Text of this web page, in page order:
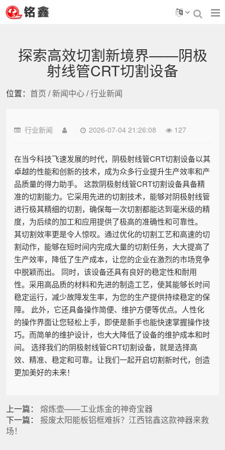
探索高效切割新境界——阴极
射线管CRT切割设备
位置： 首页 /新闻中心/行业新闻
行业新闻 2026-07-04 21:26:08 127
在当今科技飞速发展的时代，阴极射线管CRT切割设备以其
卓越的性能和创新的技术，成为众多行业提升生产效率和产
品质量的得力助手。 这款阴极射线管CRT切割设备具备精
准的切割能力。它采用先进的切割技术，能够对阴极射线管
进行极其精细的切割，确保每一次切割都能达到毫米级的精
度，为后续的加工和应用提供了极高的准确性和可靠性。
其切割效率更是令人惊叹。通过优化的切割工艺和高速的切
割动作，能够在短时间内完成大量的切割任务，大大提高了
生产效率，降低了生产成本，让您的企业在激烈的市场竞争
中脱颖而出。 同时，该设备还具有良好的稳定性和耐用
性。采用高品质的材料和先进的制造工艺，使其能够长时间
稳定运行，减少故障发生率，为您的生产提供持续稳定的保
障。 此外，它还具备操作简便、维护方便等优点。人性化
的操作界面让您轻松上手，即使是新手也能快速掌握操作技
巧。而简单的维护设计，也大大降低了设备的维护成本和时
间。 选择我们的阴极射线管CRT切割设备，就是选择高
效、精准、稳定和可靠。让我们一起开启切割新时代，创造
更加美好的未来！
上一篇： 熔炼壶——工业炼金的神奇宝器
下一篇： 报废太阳能板铝框难拆？江西铭鑫这款神器来救
场！